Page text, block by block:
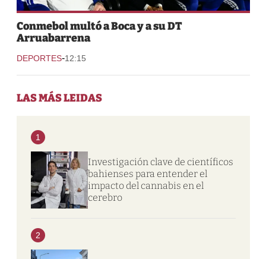
Conmebol multó a Boca y a su DT
Arruabarrena
DEPORTES-12:15
LAS MÁS LEIDAS
1
Investigación clave de científicos
bahienses para entender el
impacto del cannabis en el
cerebro
2